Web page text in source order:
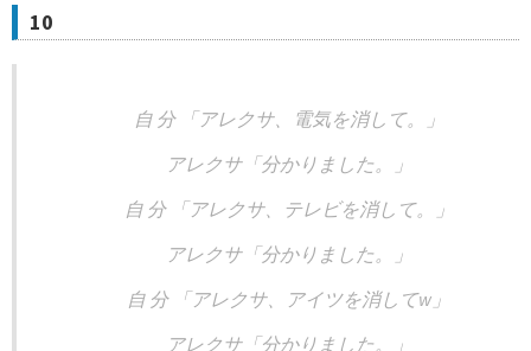
10
自 分 「アレクサ、電気を消して。」
アレクサ「分かりました。」
自 分 「アレクサ、テレビを消して。」
アレクサ「分かりました。」
自 分 「アレクサ、アイツを消してw」
アレクサ「分かりました。」